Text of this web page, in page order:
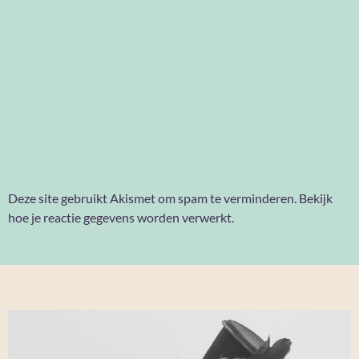
Deze site gebruikt Akismet om spam te verminderen. Bekijk
hoe je reactie gegevens worden verwerkt